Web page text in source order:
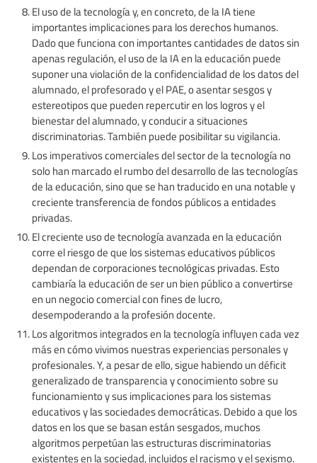
El uso de la tecnología y, en concreto, de la IA tiene
importantes implicaciones para los derechos humanos.
Dado que funciona con importantes cantidades de datos sin
apenas regulación, el uso de la IA en la educación puede
suponer una violación de la confidencialidad de los datos del
alumnado, el profesorado y el PAE, o asentar sesgos y
estereotipos que pueden repercutir en los logros y el
bienestar del alumnado, y conducir a situaciones
discriminatorias. También puede posibilitar su vigilancia.
Los imperativos comerciales del sector de la tecnología no
solo han marcado el rumbo del desarrollo de las tecnologías
de la educación, sino que se han traducido en una notable y
creciente transferencia de fondos públicos a entidades
privadas.
El creciente uso de tecnología avanzada en la educación
corre el riesgo de que los sistemas educativos públicos
dependan de corporaciones tecnológicas privadas. Esto
cambiaría la educación de ser un bien público a convertirse
en un negocio comercial con fines de lucro,
desempoderando a la profesión docente.
Los algoritmos integrados en la tecnología influyen cada vez
más en cómo vivimos nuestras experiencias personales y
profesionales. Y, a pesar de ello, sigue habiendo un déficit
generalizado de transparencia y conocimiento sobre su
funcionamiento y sus implicaciones para los sistemas
educativos y las sociedades democráticas. Debido a que los
datos en los que se basan están sesgados, muchos
algoritmos perpetúan las estructuras discriminatorias
existentes en la sociedad, incluidos el racismo y el sexismo.